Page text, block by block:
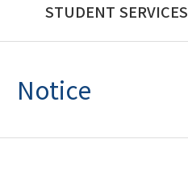
STUDENT SERVICES
Notice